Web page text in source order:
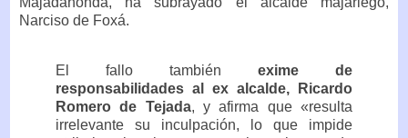
Narciso de Foxá.
El fallo también exime de
responsabilidades al ex alcalde, Ricardo
Romero de Tejada, y afirma que «resulta
irrelevante su inculpación, lo que impide